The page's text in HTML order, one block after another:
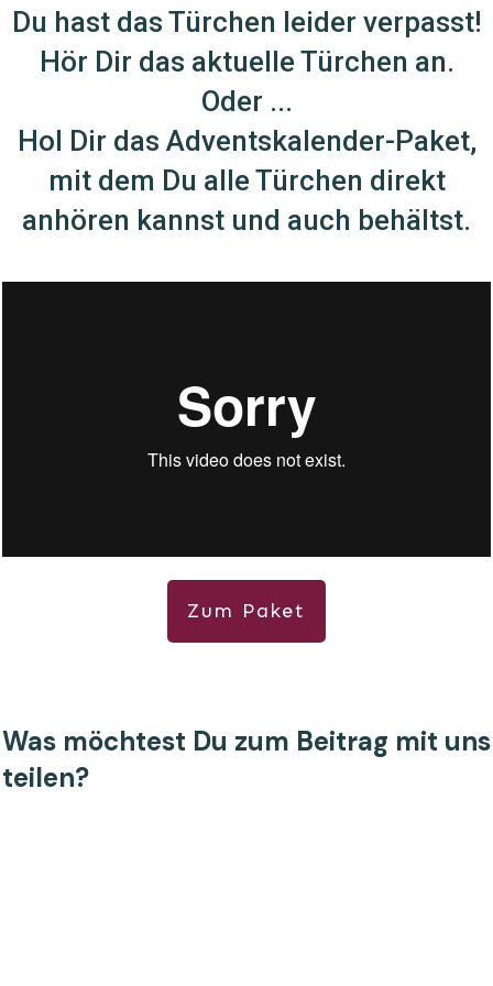
Du hast das Türchen leider verpasst!
Hör Dir das aktuelle Türchen an.
Oder ...
Hol Dir das Adventskalender-Paket,
mit dem Du alle Türchen direkt
anhören kannst und auch behältst.
Zum Paket
Was möchtest Du zum Beitrag mit uns
teilen?